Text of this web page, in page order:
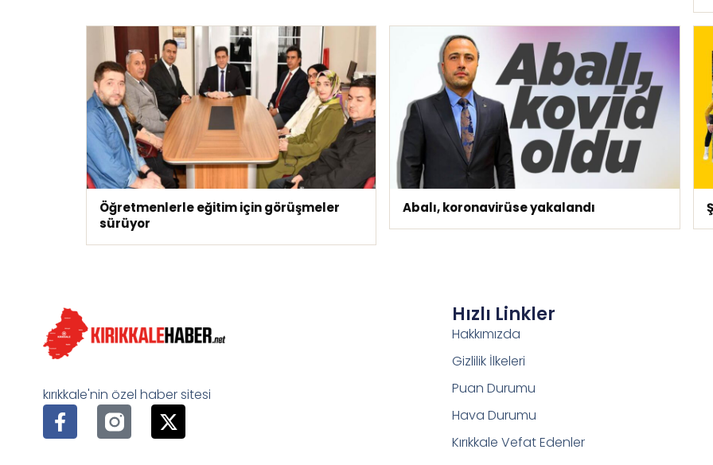
Öğretmenlerle eğitim için görüşmeler
sürüyor
Abalı, koronavirüse yakalandı
kırıkkale'nin özel haber sitesi
Hızlı Linkler
Hakkımızda
Gizlilik İlkeleri
Puan Durumu
Hava Durumu
Kırıkkale Vefat Edenler